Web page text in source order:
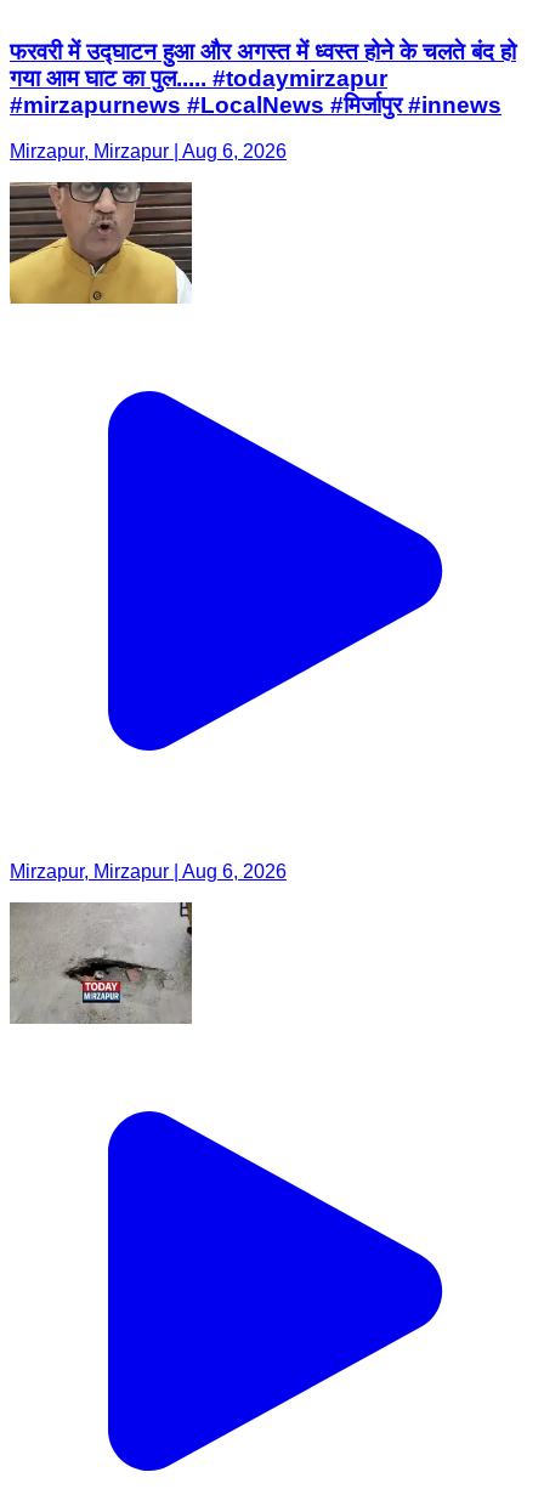
फरवरी में उद्घाटन हुआ और अगस्त में ध्वस्त होने के चलते बंद हो
गया आम घाट का पुल..... #todaymirzapur
#mirzapurnews #LocalNews #मिर्जापुर #innews
Mirzapur, Mirzapur | Aug 6, 2026
Mirzapur, Mirzapur | Aug 6, 2026